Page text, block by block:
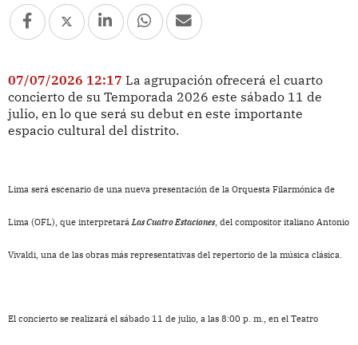
07/07/2026 12:17 La agrupación ofrecerá el cuarto
concierto de su Temporada 2026 este sábado 11 de
julio, en lo que será su debut en este importante
espacio cultural del distrito.
Lima será escenario de una nueva presentación de la Orquesta Filarmónica de
Lima (OFL), que interpretaráLas Cuatro Estaciones, del compositor italiano Antonio
Vivaldi, una de las obras más representativas del repertorio de la música clásica.
El concierto se realizará el sábado 11 de julio, a las 8:00 p. m., en el Teatro